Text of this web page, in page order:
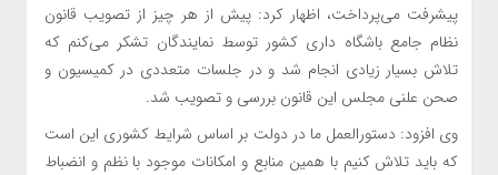
پیشرفت می‌پرداخت، اظهار کرد: پیش از هر چیز از تصویب قانون
نظام جامع باشگاه داری کشور توسط نمایندگان تشکر می‌کنم که
تلاش بسیار زیادی انجام شد و در جلسات متعددی در کمیسیون و
صحن علنی مجلس این قانون بررسی و تصویب شد.
وی افزود: دستورالعمل ما در دولت بر اساس شرایط کشوری این است
که باید تلاش کنیم با همین منابع و امکانات موجود با نظم و انضباط